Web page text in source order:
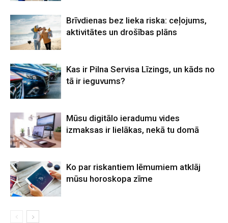
Brīvdienas bez lieka riska: ceļojums,
aktivitātes un drošības plāns
Kas ir Pilna Servisa Līzings, un kāds no
tā ir ieguvums?
Mūsu digitālo ieradumu vides
izmaksas ir lielākas, nekā tu domā
Ko par riskantiem lēmumiem atklāj
mūsu horoskopa zīme